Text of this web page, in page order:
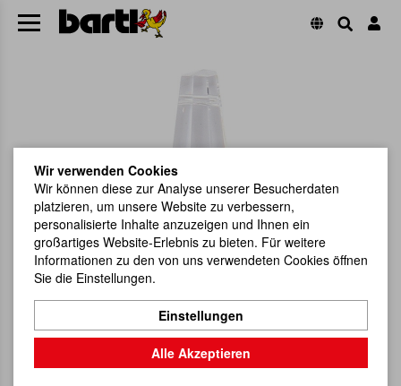
Wir verwenden Cookies
Wir können diese zur Analyse unserer Besucherdaten
platzieren, um unsere Website zu verbessern,
personalisierte Inhalte anzuzeigen und Ihnen ein
großartiges Website-Erlebnis zu bieten. Für weitere
Informationen zu den von uns verwendeten Cookies öffnen
Sie die Einstellungen.
Einstellungen
Alle Akzeptieren